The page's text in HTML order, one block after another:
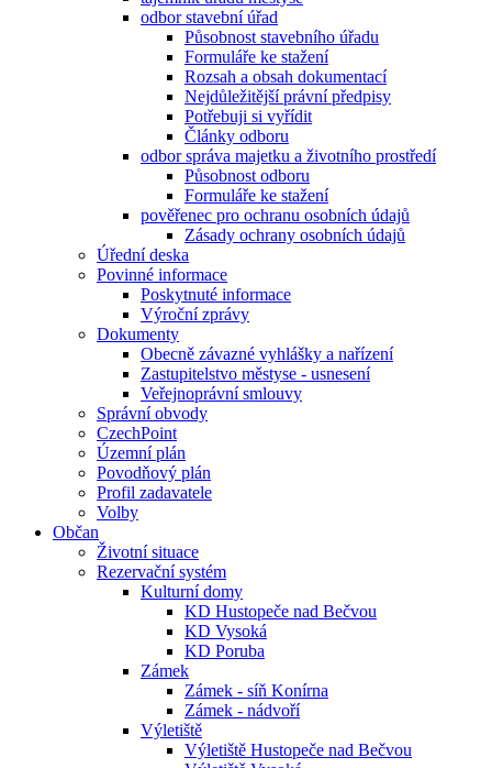
odbor stavební úřad
Působnost stavebního úřadu
Formuláře ke stažení
Rozsah a obsah dokumentací
Nejdůležitější právní předpisy
Potřebuji si vyřídit
Články odboru
odbor správa majetku a životního prostředí
Působnost odboru
Formuláře ke stažení
pověřenec pro ochranu osobních údajů
Zásady ochrany osobních údajů
Úřední deska
Povinné informace
Poskytnuté informace
Výroční zprávy
Dokumenty
Obecně závazné vyhlášky a nařízení
Zastupitelstvo městyse - usnesení
Veřejnoprávní smlouvy
Správní obvody
CzechPoint
Územní plán
Povodňový plán
Profil zadavatele
Volby
Občan
Životní situace
Rezervační systém
Kulturní domy
KD Hustopeče nad Bečvou
KD Vysoká
KD Poruba
Zámek
Zámek - síň Konírna
Zámek - nádvoří
Výletiště
Výletiště Hustopeče nad Bečvou